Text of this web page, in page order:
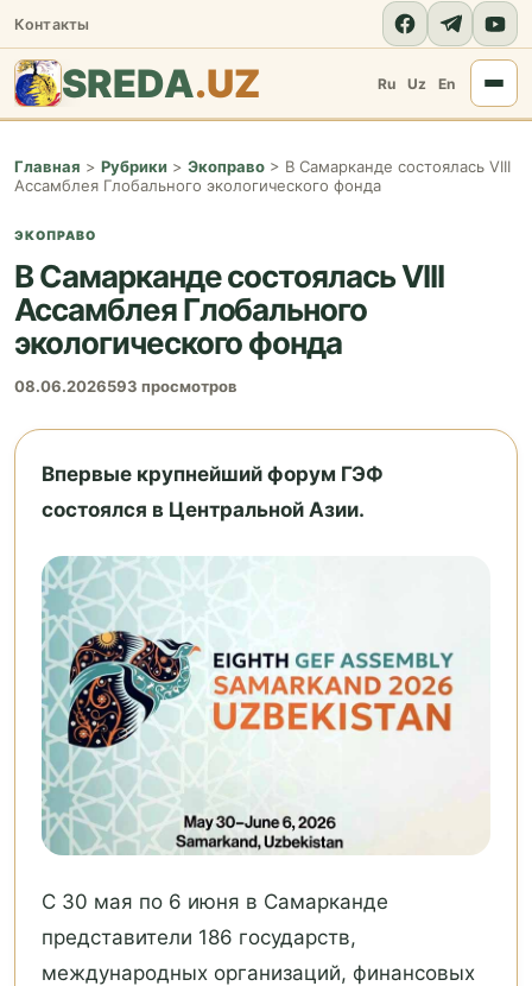
Контакты
SREDA.UZ Ru Uz En
Главная > Рубрики > Экоправо > В Самарканде состоялась VIII
Ассамблея Глобального экологического фонда
ЭКОПРАВО
В Самарканде состоялась VIII
Ассамблея Глобального
экологического фонда
08.06.2026593 просмотров
Впервые крупнейший форум ГЭФ
состоялся в Центральной Азии.
С 30 мая по 6 июня в Самарканде
представители 186 государств,
международных организаций, финансовых